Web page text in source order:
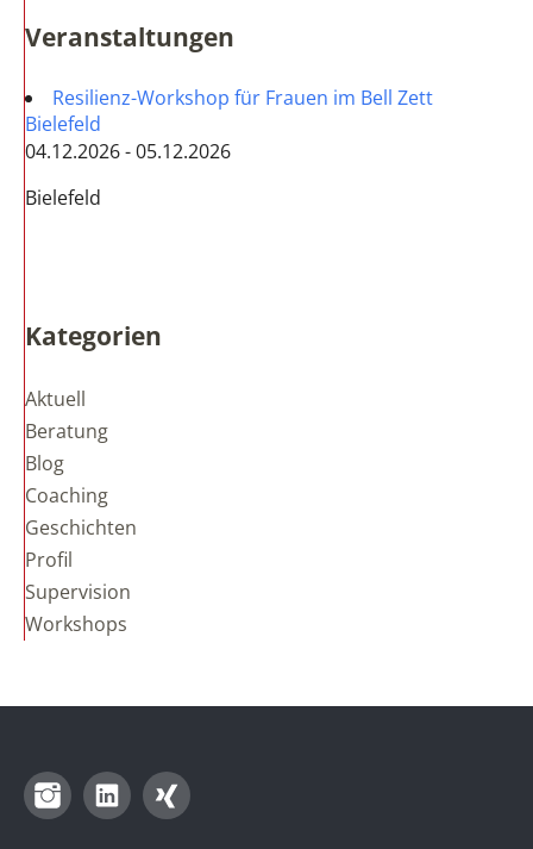
Veranstaltungen
Resilienz-Workshop für Frauen im Bell Zett
Bielefeld
04.12.2026 - 05.12.2026
Bielefeld
Kategorien
Aktuell
Beratung
Blog
Coaching
Geschichten
Profil
Supervision
Workshops
InstagramLinkedIn